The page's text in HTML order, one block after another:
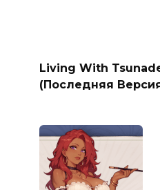
Living With
(Последняя